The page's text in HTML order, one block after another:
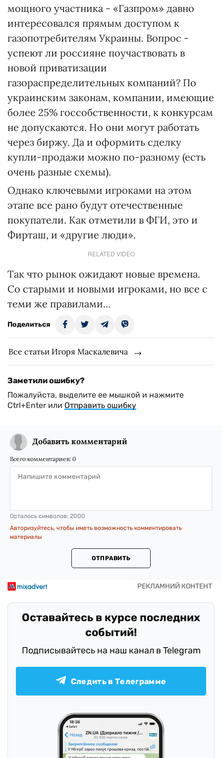
мощного участника - «Газпром» давно
интересовался прямым доступом к
газопотребителям Украины. Вопрос -
успеют ли россияне поучаствовать в
новой приватизации
газораспределительных компаний? По
украинским законам, компании, имеющие
более 25% госсобственности, к конкурсам
не допускаются. Но они могут работать
через биржу. Да и оформить сделку
купли-продажи можно по-разному (есть
очень разные схемы).
Однако ключевыми игроками на этом
этапе все рано будут отечественные
покупатели. Как отметили в ФГИ, это и
Фирташ, и «другие люди».
RELATED VIDEO
Так что рынок ожидают новые времена.
Со старыми и новыми игроками, но все с
теми же правилами...
Поделиться
Все статьи Игоря Маскалевича
Заметили ошибку?
Пожалуйста, выделите ее мышкой и нажмите
Ctrl+Enter или Отправить ошибку
Добавить комментарий
Всего комментариев: 0
Осталось символов: 2000
Авторизуйтесь, чтобы иметь возможность комментировать
материалы
ОТПРАВИТЬ
Оставайтесь в курсе последних
событий!
Подписывайтесь на наш канал в Telegram
Следить в Телеграмме